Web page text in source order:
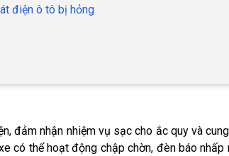
điện ô tô bị hỏng
đảm nhận nhiệm vụ sạc cho ắc quy và
có thể hoạt động chập chờn, đèn báo nhấp